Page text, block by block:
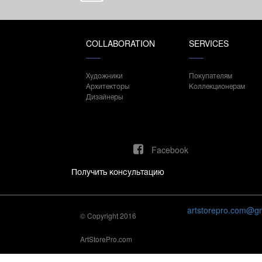
COLLABORATION
Художники
Архитекторы
Дизайнеры
SERVICES
Покупателям
Коллекционерам
Facebook
Получить консультацию
© Copyright 2016
ArtStorePro.com